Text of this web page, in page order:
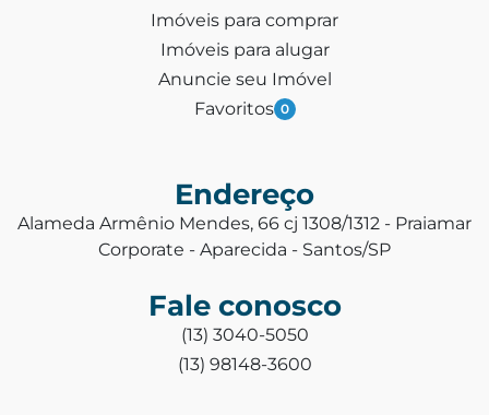
Imóveis para comprar
Imóveis para alugar
Anuncie seu Imóvel
Favoritos 0
Endereço
Alameda Armênio Mendes, 66 cj 1308/1312 - Praiamar
Corporate - Aparecida - Santos/SP
Fale conosco
(13) 3040-5050
(13) 98148-3600